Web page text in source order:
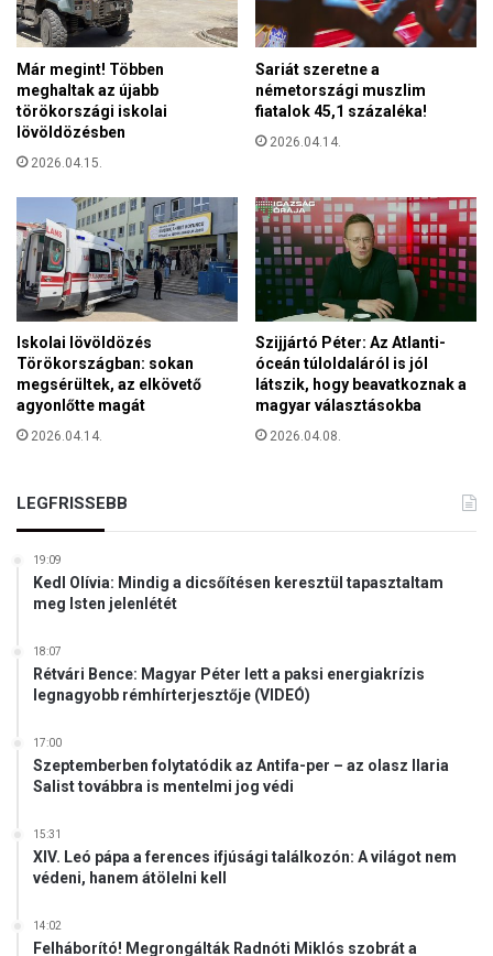
b
?
Már megint! Többen
meghaltak az újabb
törökországi iskolai
lövöldözésben
2026.04.15.
Sariát szeretne a
németországi muszlim
fiatalok 45,1 százaléka!
2026.04.14.
Iskolai lövöldözés
Törökországban: sokan
megsérültek, az elkövető
agyonlőtte magát
2026.04.14.
Szijjártó Péter: Az Atlanti-
óceán túloldaláról is jól
látszik, hogy beavatkoznak a
magyar választásokba
2026.04.08.
LEGFRISSEBB
19:09
Kedl Olívia: Mindig a dicsőítésen keresztül tapasztaltam
meg Isten jelenlétét
18:07
Rétvári Bence: Magyar Péter lett a paksi energiakrízis
legnagyobb rémhírterjesztője (VIDEÓ)
17:00
Szeptemberben folytatódik az Antifa-per – az olasz Ilaria
Salist továbbra is mentelmi jog védi
15:31
XIV. Leó pápa a ferences ifjúsági találkozón: A világot nem
védeni, hanem átölelni kell
14:02
Felháborító! Megrongálták Radnóti Miklós szobrát a